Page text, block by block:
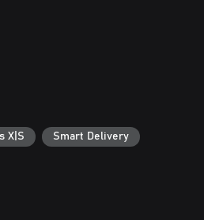
X|S Smart Delivery